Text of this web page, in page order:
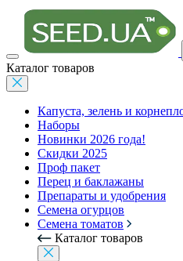
Каталог товаров
Капуста, зелень и
Наборы
Новинки 2026 года!
Скидки 2025
Проф пакет
Перец и баклажаны
Препараты и удобрения
Семена огурцов
Семена томатов
Каталог товаров